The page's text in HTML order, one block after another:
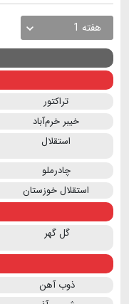
هفته 1
تراکتور
خیبر خرم‌آباد
استقلال
چادرملو
استقلال خوزستان
گل گهر
ذوب آهن